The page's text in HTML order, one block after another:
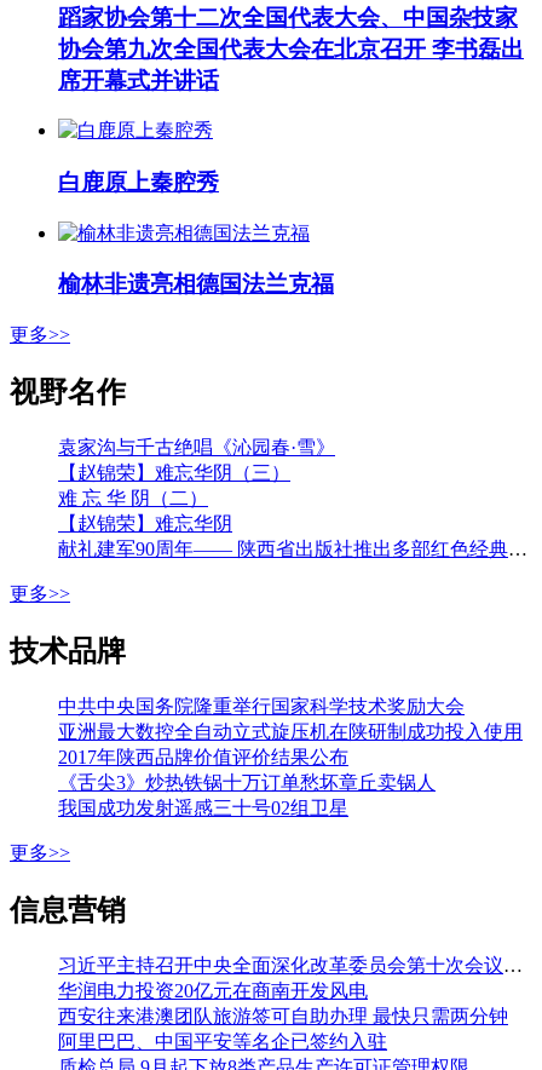
蹈家协会第十二次全国代表大会、中国杂技家
协会第九次全国代表大会在北京召开 李书磊出
席开幕式并讲话
白鹿原上秦腔秀
榆林非遗亮相德国法兰克福
更多>>
视野名作
袁家沟与千古绝唱《沁园春·雪》
【赵锦荣】难忘华阴（三）
难 忘 华 阴（二）
【赵锦荣】难忘华阴
献礼建军90周年—— 陕西省出版社推出多部红色经典图书
更多>>
技术品牌
中共中央国务院隆重举行国家科学技术奖励大会
亚洲最大数控全自动立式旋压机在陕研制成功投入使用
2017年陕西品牌价值评价结果公布
《舌尖3》炒热铁锅十万订单愁坏章丘卖锅人
我国成功发射遥感三十号02组卫星
更多>>
信息营销
习近平主持召开中央全面深化改革委员会第十次会议强调 加强改革系统集成协同高效 推动各方面制度更加成熟更加定型 李克强王沪宁韩正出席
华润电力投资20亿元在商南开发风电
西安往来港澳团队旅游签可自助办理 最快只需两分钟
阿里巴巴、中国平安等名企已签约入驻